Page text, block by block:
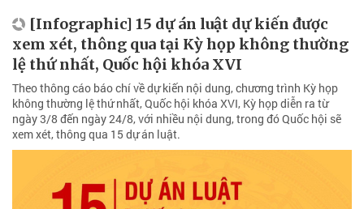
[Infographic] 15 dự án luật dự kiến được
xem xét, thông qua tại Kỳ họp không thường
lệ thứ nhất, Quốc hội khóa XVI
Theo thông cáo báo chí về dự kiến nội dung, chương trình Kỳ họp
không thường lệ thứ nhất, Quốc hội khóa XVI, Kỳ họp diễn ra từ
ngày 3/8 đến ngày 24/8, với nhiều nội dung, trong đó Quốc hội sẽ
xem xét, thông qua 15 dự án luật.